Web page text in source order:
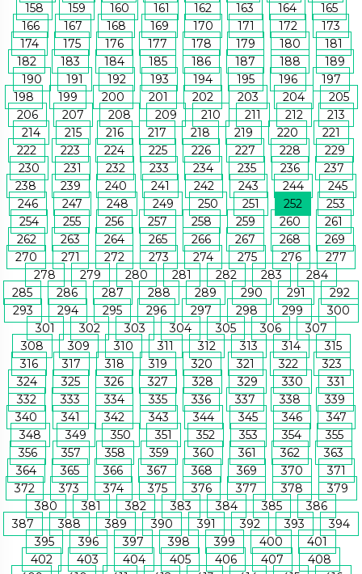
158
159 160 161 162 163 164
165
166
167 168 169 170 171 172
173
174
175 176 177 178 179 180
181
182
183 184 185 186 187 188
189
190
191 192 193 194 195 196
197
198
199 200 201 202 203 204
205
206
207 208 209 210 211 212
213
214
215 216 217 218 219 220
221
222
223 224 225 226 227 228
229
230
231 232 233 234 235 236
237
238
239 240 241 242 243 244
245
246
247 248 249 250 251 252
253
254
255 256 257 258 259 260
261
262
263 264 265 266 267 268
269
270
271 272 273 274 275 276
277
278
279 280 281 282 283
284
285
286 287 288 289 290 291
292
293
294 295 296 297 298 299
300
301
302 303 304 305 306
307
308
309 310 311 312 313 314
315
316
317 318 319 320 321 322
323
324
325 326 327 328 329 330
331
332
333 334 335 336 337 338
339
340
341 342 343 344 345 346
347
348
349 350 351 352 353 354
355
356
357 358 359 360 361 362
363
364
365 366 367 368 369 370
371
372
373 374 375 376 377 378
379
380
381 382 383 384 385
386
387
388 389 390 391 392 393
394
395
396 397 398 399 400
401
402
403 404 405 406 407
408